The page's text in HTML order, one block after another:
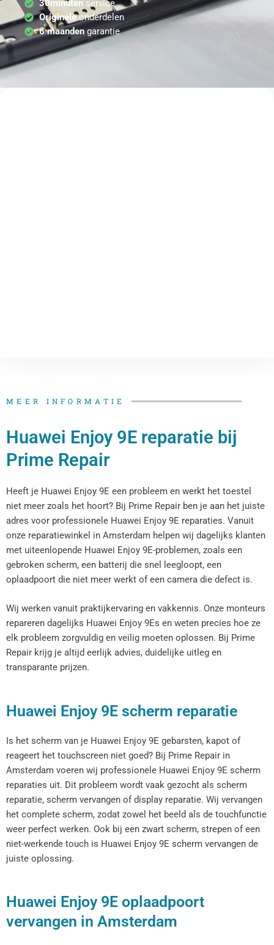
30minutenservice
Origineleonderdelen
6 maandengarantie
MEER INFORMATIE
Huawei Enjoy 9E reparatie bij
Prime Repair
Heeft je Huawei Enjoy 9E een probleem en werkt het toestel
niet meer zoals het hoort? Bij Prime Repair ben je aan het juiste
adres voor professionele Huawei Enjoy 9E reparaties. Vanuit
onze reparatiewinkel in Amsterdam helpen wij dagelijks klanten
met uiteenlopende Huawei Enjoy 9E-problemen, zoals een
gebroken scherm, een batterij die snel leegloopt, een
oplaadpoort die niet meer werkt of een camera die defect is.
Wij werken vanuit praktijkervaring en vakkennis. Onze monteurs
repareren dagelijks Huawei Enjoy 9Es en weten precies hoe ze
elk probleem zorgvuldig en veilig moeten oplossen. Bij Prime
Repair krijg je altijd eerlijk advies, duidelijke uitleg en
transparante prijzen.
Huawei Enjoy 9E scherm reparatie
Is het scherm van je Huawei Enjoy 9E gebarsten, kapot of
reageert het touchscreen niet goed? Bij Prime Repair in
Amsterdam voeren wij professionele Huawei Enjoy 9E scherm
reparaties uit. Dit probleem wordt vaak gezocht als scherm
reparatie, scherm vervangen of display reparatie. Wij vervangen
het complete scherm, zodat zowel het beeld als de touchfunctie
weer perfect werken. Ook bij een zwart scherm, strepen of een
niet-werkende touch is Huawei Enjoy 9E scherm vervangen de
juiste oplossing.
Huawei Enjoy 9E oplaadpoort
vervangen in Amsterdam